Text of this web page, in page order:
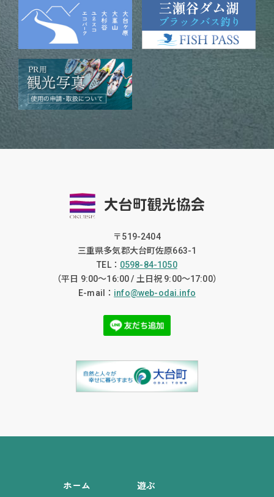
〒519-2404
三重県多気郡大台町佐原663-1
TEL： 0598-84-1050
（平日 9:00〜16:00 / 土日祝 9:00〜17:00）
E-mail： info@web-odai.info
ホーム 遊ぶ